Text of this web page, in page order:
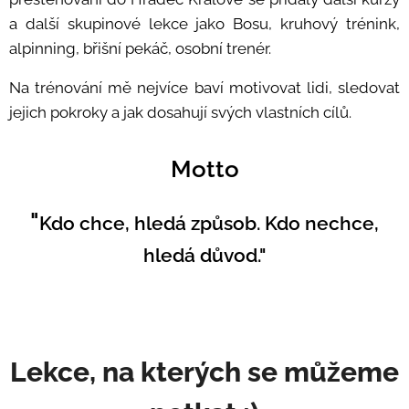
a další skupinové lekce jako Bosu, kruhový trénink,
alpinning, břišní pekáč, osobní trenér.
Na trénování mě nejvíce baví motivovat lidi, sledovat
jejich pokroky a jak dosahují svých vlastních cílů.
Motto
"Kdo chce, hledá způsob. Kdo nechce,
hledá důvod."
Lekce, na kterých se můžeme